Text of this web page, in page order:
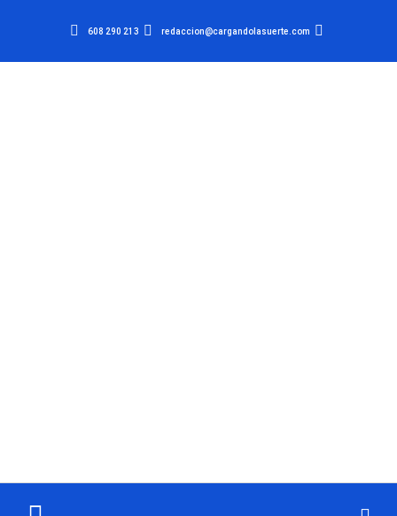
608 290 213 redaccion@cargandolasuerte.com